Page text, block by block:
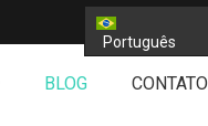
BLOG CONTATO
Português